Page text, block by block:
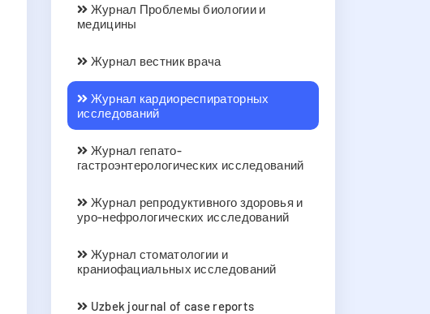
Журнал Проблемы биологии и
медицины
Журнал вестник врача
Журнал кардиореспираторных
исследований
Журнал гепато-
гастроэнтерологических исследований
Журнал репродуктивного здоровья и
уро-нефрологических исследований
Журнал стоматологии и
краниофациальных исследований
Uzbek journal of case reports